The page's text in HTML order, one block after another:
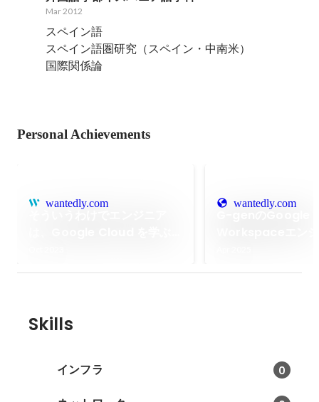
Mar 2012
スペイン語
スペイン語圏研究（スペイン・中南米）
国際関係論
Personal Achievements
wantedly.com wantedly.com
Skills
インフラ 0